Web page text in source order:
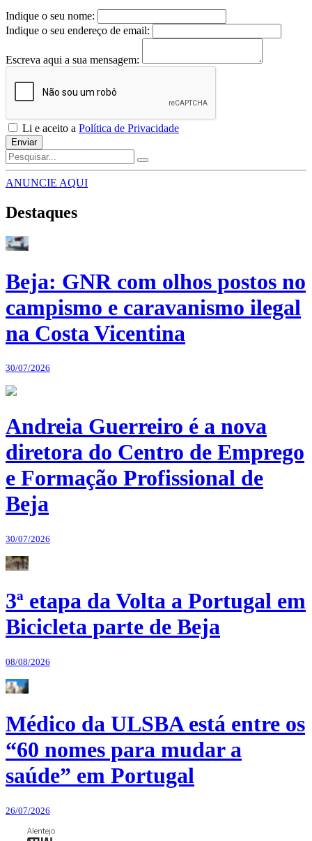
Indique o seu nome:
Indique o seu endereço de email:
Escreva aqui a sua mensagem:
Li e aceito a Política de Privacidade
Enviar
ANUNCIE AQUI
Destaques
Beja: GNR com olhos postos no
campismo e caravanismo ilegal
na Costa Vicentina
30/07/2026
Andreia Guerreiro é a nova
diretora do Centro de Emprego
e Formação Profissional de
Beja
30/07/2026
3ª etapa da Volta a Portugal em
Bicicleta parte de Beja
08/08/2026
Médico da ULSBA está entre os
“60 nomes para mudar a
saúde” em Portugal
26/07/2026